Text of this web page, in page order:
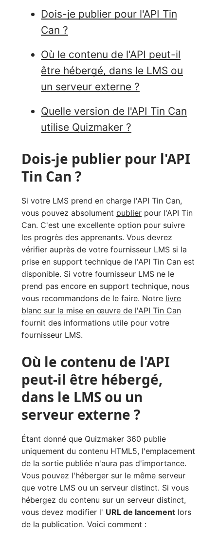
Dois-je publier pour l'API Tin
Can ?
Où le contenu de l'API peut-il
être hébergé, dans le LMS ou
un serveur externe ?
Quelle version de l'API Tin Can
utilise Quizmaker ?
Dois-je publier pour l'API
Tin Can ?
Si votre LMS prend en charge l'API Tin Can,
vous pouvez absolument publier pour l'API Tin
Can. C'est une excellente option pour suivre
les progrès des apprenants. Vous devrez
vérifier auprès de votre fournisseur LMS si la
prise en support technique de l'API Tin Can est
disponible. Si votre fournisseur LMS ne le
prend pas encore en support technique, nous
vous recommandons de le faire. Notre livre
blanc sur la mise en œuvre de l'API Tin Can
fournit des informations utile pour votre
fournisseur LMS.
Où le contenu de l'API
peut-il être hébergé,
dans le LMS ou un
serveur externe ?
Étant donné que Quizmaker 360 publie
uniquement du contenu HTML5, l'emplacement
de la sortie publiée n'aura pas d'importance.
Vous pouvez l'héberger sur le même serveur
que votre LMS ou un serveur distinct. Si vous
hébergez du contenu sur un serveur distinct,
vous devez modifier l' URL de lancement lors
de la publication. Voici comment :